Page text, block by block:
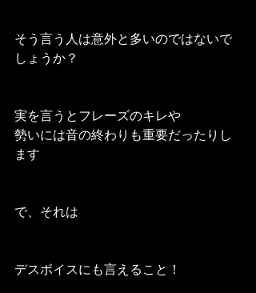
そう言う人は意外と多いのではないで
しょうか？
実を言うとフレーズのキレや
勢いには音の終わりも重要だったりし
ます
で、それは
デスボイスにも言えること！